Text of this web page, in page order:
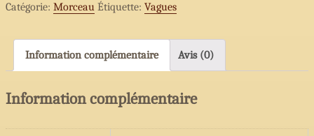
Catégorie: Morceau Étiquette: Vagues
Information complémentaire Avis (0)
Information complémentaire